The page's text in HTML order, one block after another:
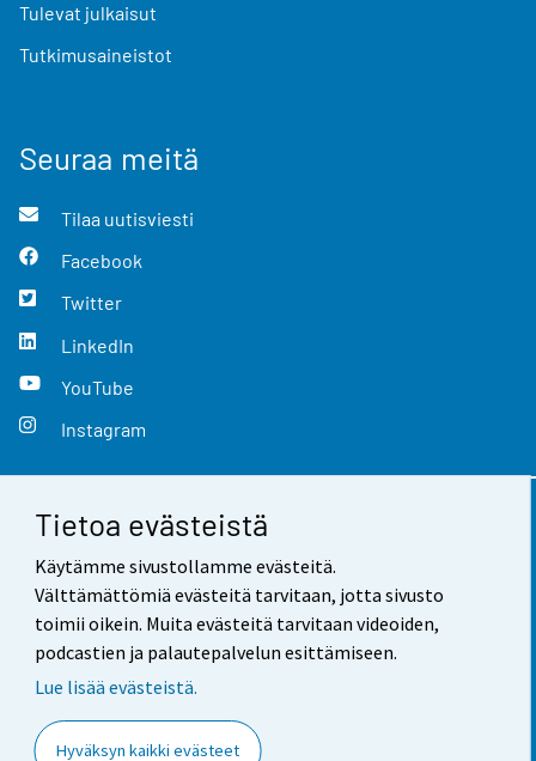
Tietoa evästeistä
Käytämme sivustollamme evästeitä.
Välttämättömiä evästeitä tarvitaan, jotta sivusto
toimii oikein. Muita evästeitä tarvitaan videoiden,
podcastien ja palautepalvelun esittämiseen.
Lue lisää evästeistä.
Hyväksyn kaikki evästeet
Tulevat julkaisut
Tutkimusaineistot
Seuraa meitä
Tilaa uutisviesti
Facebook
Twitter
LinkedIn
YouTube
Instagram
Yhteystiedot
Palaute
Käyttöehdot
Saavutettavuus